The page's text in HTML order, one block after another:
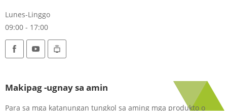
Lunes-Linggo
09:00 - 17:00
Makipag -ugnay sa amin
Para sa mga katanungan tungkol sa aming mga produkto o